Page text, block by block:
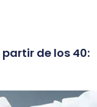
de los 40: